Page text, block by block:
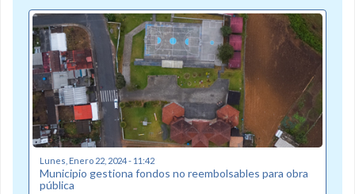
Lunes, Enero 22, 2024 - 11:42
Municipio gestiona fondos no reembolsables para obra
pública